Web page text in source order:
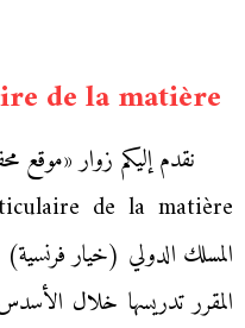
de la matière
المسلك الدولي (خيار
المقرر تدريسها خلال